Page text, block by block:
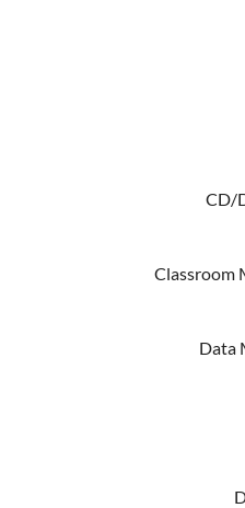
CD/
Classroom
Data